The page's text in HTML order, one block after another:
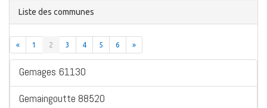
Liste des communes
« 1 2 3 4 5 6 »
Gemages 61130
Gemaingoutte 88520